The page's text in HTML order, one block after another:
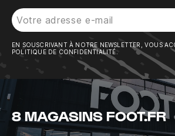
EN SOUSCRIVANT À NOTRE NEWSLETTER, VOUS
POLITIQUE DE CONFIDENTIALITÉ.
8 MAGASINS FOOT.FR